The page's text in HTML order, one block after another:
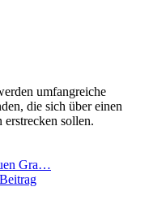
umfangreiche
die sich über einen
erstrecken sollen.
Gra…